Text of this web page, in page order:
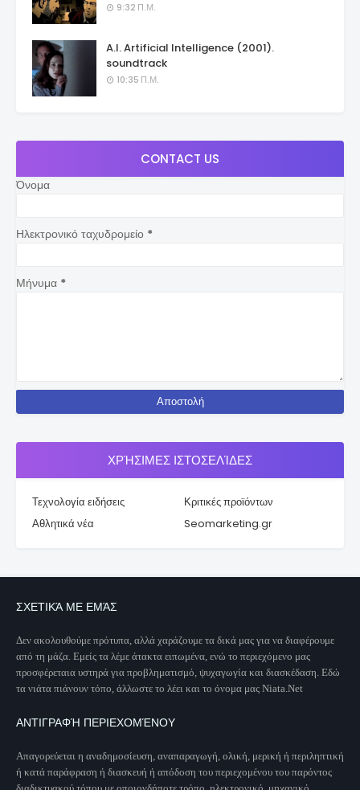
9:32 Π.Μ.
A.I. Artificial Intelligence (2001).
soundtrack
10:35 Π.Μ.
CONTACT US
Όνομα
Ηλεκτρονικό ταχυδρομείο *
Μήνυμα *
ΧΡΉΣΙΜΕΣ ΙΣΤΟΣΕΛΊΔΕΣ
Τεχνολογία ειδήσεις
Κριτικές προϊόντων
Αθλητικά νέα
Seomarketing.gr
ΣΧΕΤΙΚΆ ΜΕ ΕΜΆΣ
Δεν ακολουθούμε πρότυπα, αλλά χαράζουμε τα δικά μας για να διαφέρουμε
από τη μάζα. Εμείς τα λέμε άτακτα ειπωμένα, ενώ το περιεχόμενο μας
προσφέρεταια υστηρά για προβληματισμό, ψυχαγωγία και διασκέδαση. Εδώ
τα νιάτα πιάνουν τόπο, άλλωστε το λέει και το όνομα μας Niata.Net
ΑΝΤΙΓΡΑΦΉ ΠΕΡΙΕΧΟΜΈΝΟΥ
Απαγορεύεται η αναδημοσίευση, αναπαραγωγή, ολική, μερική ή περιληπτική
ή κατά παράφραση ή διασκευή ή απόδοση του περιεχομένου του παρόντος